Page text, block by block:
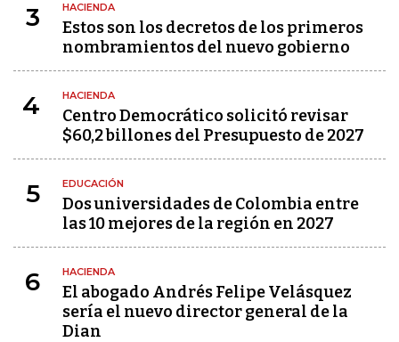
3 HACIENDA
Estos son los decretos de los primeros
nombramientos del nuevo gobierno
4 HACIENDA
Centro Democrático solicitó revisar
$60,2 billones del Presupuesto de 2027
5 EDUCACIÓN
Dos universidades de Colombia entre
las 10 mejores de la región en 2027
6 HACIENDA
El abogado Andrés Felipe Velásquez
sería el nuevo director general de la
Dian